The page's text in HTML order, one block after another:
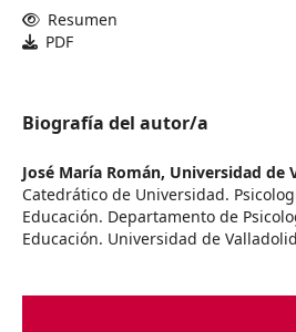
Resumen
PDF
Biografía del autor/a
José María Román, Universidad de
Catedrático de Universidad.
Educación. Departamento de
Educación. Universidad de